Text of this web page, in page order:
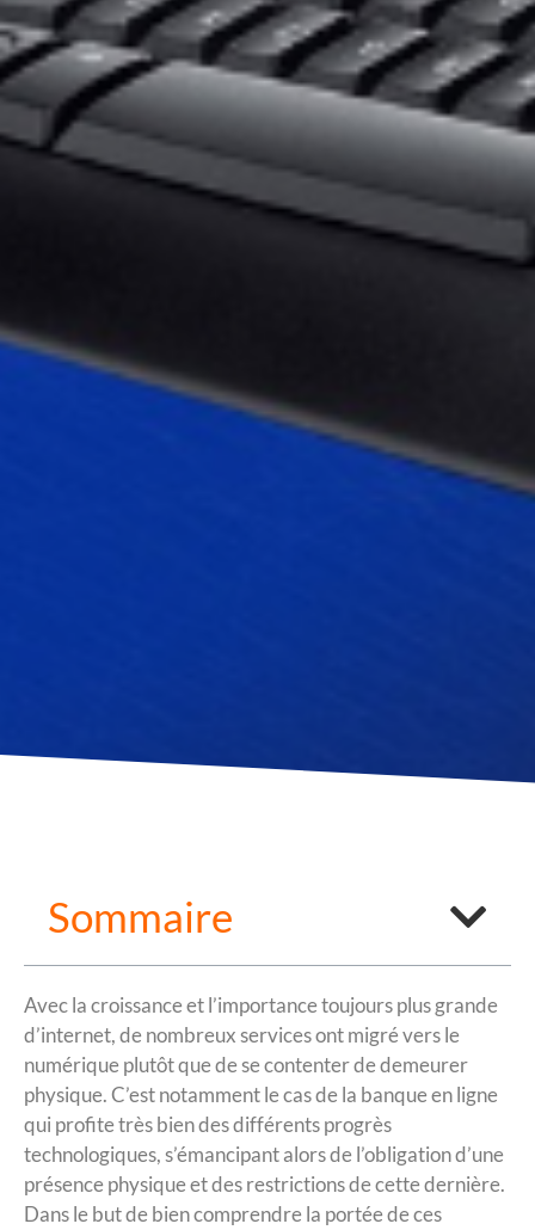
Sommaire
Avec la croissance et l’importance toujours plus grande
d’internet, de nombreux services ont migré vers le
numérique plutôt que de se contenter de demeurer
physique. C’est notamment le cas de la banque en ligne
qui profite très bien des différents progrès
technologiques, s’émancipant alors de l’obligation d’une
présence physique et des restrictions de cette dernière.
Dans le but de bien comprendre la portée de ces